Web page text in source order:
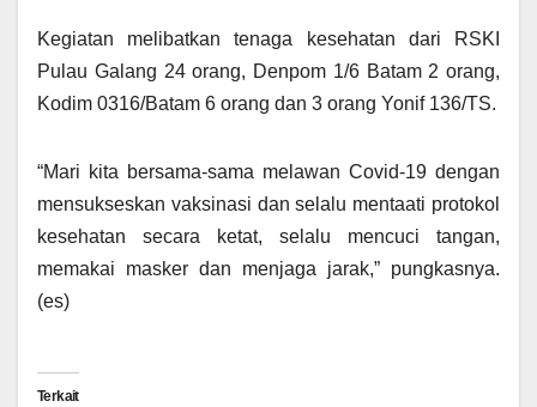
Kegiatan melibatkan tenaga kesehatan dari RSKI
Pulau Galang 24 orang, Denpom 1/6 Batam 2 orang,
Kodim 0316/Batam 6 orang dan 3 orang Yonif 136/TS.
“Mari kita bersama-sama melawan Covid-19 dengan
mensukseskan vaksinasi dan selalu mentaati protokol
kesehatan secara ketat, selalu mencuci tangan,
memakai masker dan menjaga jarak,” pungkasnya.
(es)
Terkait